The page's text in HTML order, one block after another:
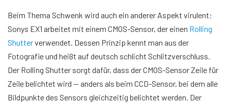
Beim Thema Schwenk wird auch ein anderer Aspekt virulent:
Sonys EX1 arbeitet mit einem CMOS-Sensor, der einen Rolling
Shutterverwendet. Dessen Prinzip kennt man aus der
Fotografie und heißt auf deutsch schlicht Schlitzverschluss.
Der Rolling Shutter sorgt dafür, dass der CMOS-Sensor Zeile für
Zeile belichtet wird — anders als beim CCD-Sensor, bei dem alle
Bildpunkte des Sensors gleichzeitig belichtet werden. Der